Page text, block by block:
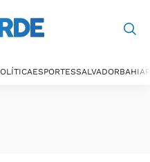
ESPORTESSALVADORBAHIA